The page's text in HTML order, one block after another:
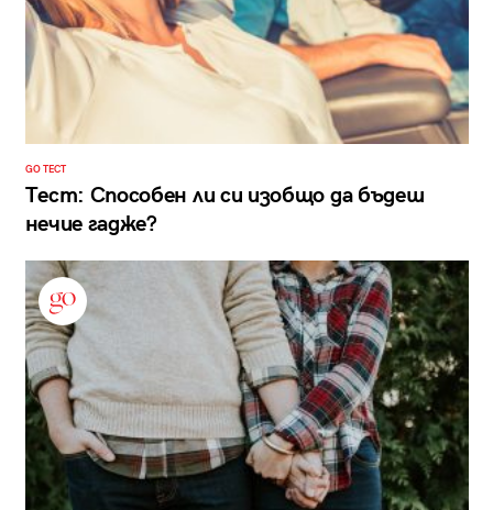
GO ТЕСТ
Тест: Способен ли си изобщо да бъдеш
нечие гадже?